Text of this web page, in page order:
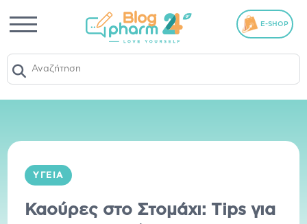
E-SHOP
ΥΓΕΊΑ
Καούρες στο Στομάχι: Tips για